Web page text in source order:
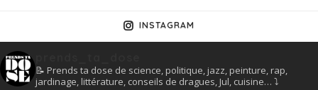
INSTAGRAM
📝 Prends ta dose de science, politique, jazz, peinture, rap,
jardinage, littérature, conseils de dragues, Jul, cuisine… ⤵️